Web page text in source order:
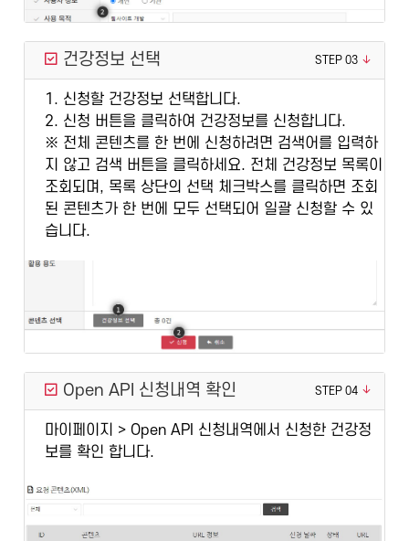
건강정보 선택 STEP 03
1. 신청할 건강정보 선택합니다.
2. 신청 버튼을 클릭하여 건강정보를 신청합니다.
※ 전체 콘텐츠를 한 번에 신청하려면 검색어를 입력하
지 않고 검색 버튼을 클릭하세요. 전체 건강정보 목록이
조회되며, 목록 상단의 선택 체크박스를 클릭하면 조회
된 콘텐츠가 한 번에 모두 선택되어 일괄 신청할 수 있
습니다.
Open API 신청내역 확인 STEP 04
마이페이지 > Open API 신청내역에서 신청한 건강정
보를 확인 합니다.